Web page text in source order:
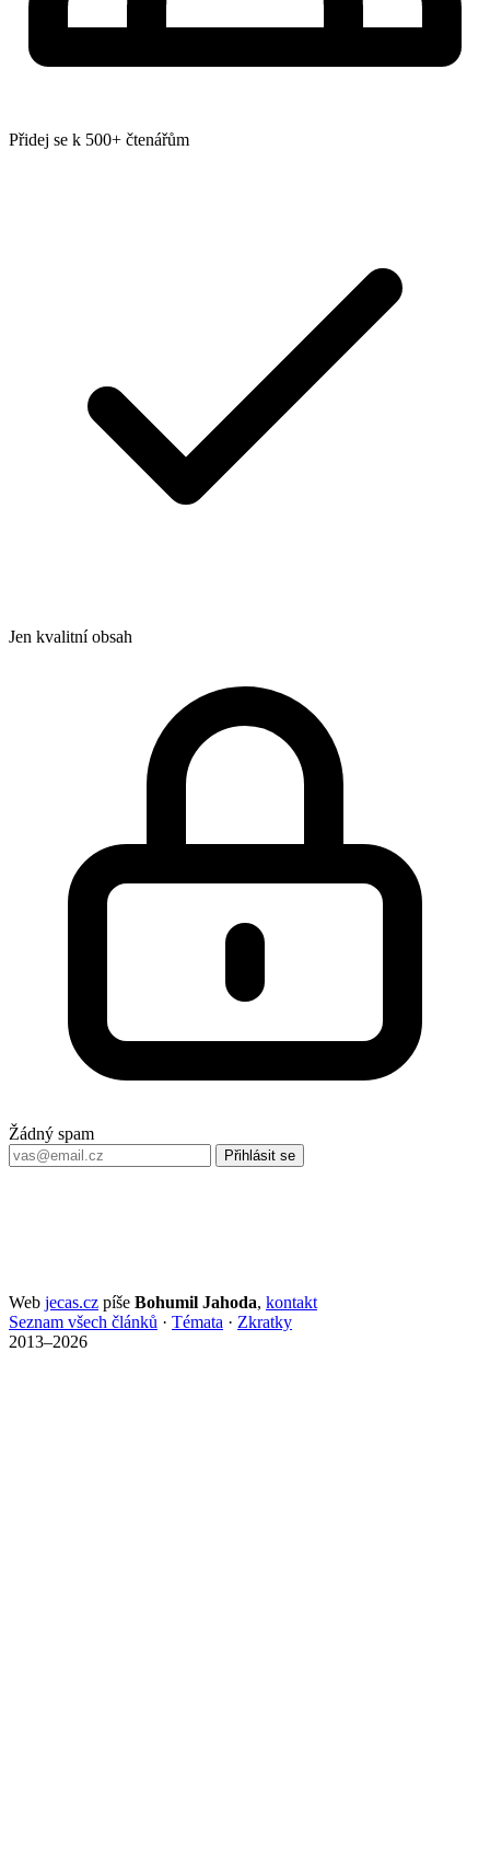
Přidej se k 500+ čtenářům
Jen kvalitní obsah
Žádný spam
Přihlásit se
Web jecas.cz píše Bohumil Jahoda, kontakt
Seznam všech článků · Témata · Zkratky
2013–2026